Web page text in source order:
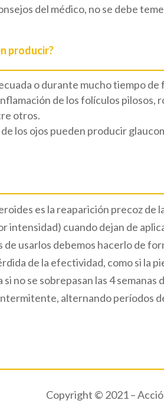
del médico, no se debe
producir?
o durante mucho tiempo
de los folículos pilosos,
otros.
los ojos pueden producir
es la reaparición precoz de
intensidad) cuando dejan de
usarlos debemos hacerlo de
de la efectividad, como si la
no se sobrepasan las 4
alternando períodos
Copyright © 2021 – Acció